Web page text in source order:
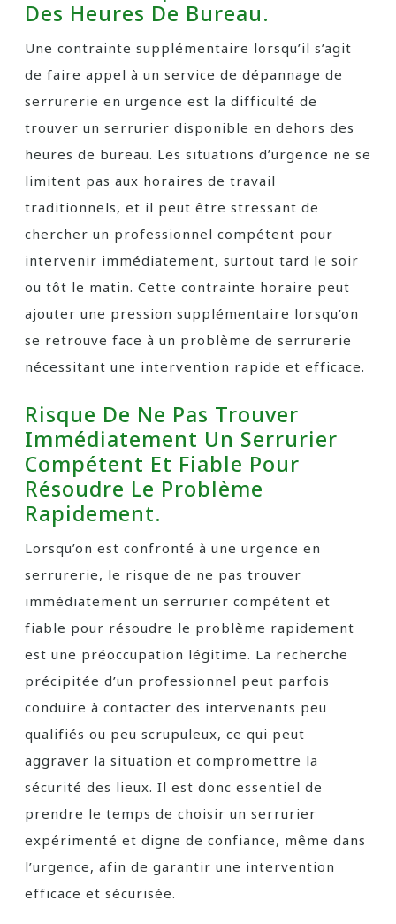
Des Heures De Bureau.
Une contrainte supplémentaire lorsqu’il s’agit
de faire appel à un service de dépannage de
serrurerie en urgence est la difficulté de
trouver un serrurier disponible en dehors des
heures de bureau. Les situations d’urgence ne se
limitent pas aux horaires de travail
traditionnels, et il peut être stressant de
chercher un professionnel compétent pour
intervenir immédiatement, surtout tard le soir
ou tôt le matin. Cette contrainte horaire peut
ajouter une pression supplémentaire lorsqu’on
se retrouve face à un problème de serrurerie
nécessitant une intervention rapide et efficace.
Risque De Ne Pas Trouver
Immédiatement Un Serrurier
Compétent Et Fiable Pour
Résoudre Le Problème
Rapidement.
Lorsqu’on est confronté à une urgence en
serrurerie, le risque de ne pas trouver
immédiatement un serrurier compétent et
fiable pour résoudre le problème rapidement
est une préoccupation légitime. La recherche
précipitée d’un professionnel peut parfois
conduire à contacter des intervenants peu
qualifiés ou peu scrupuleux, ce qui peut
aggraver la situation et compromettre la
sécurité des lieux. Il est donc essentiel de
prendre le temps de choisir un serrurier
expérimenté et digne de confiance, même dans
l’urgence, afin de garantir une intervention
efficace et sécurisée.